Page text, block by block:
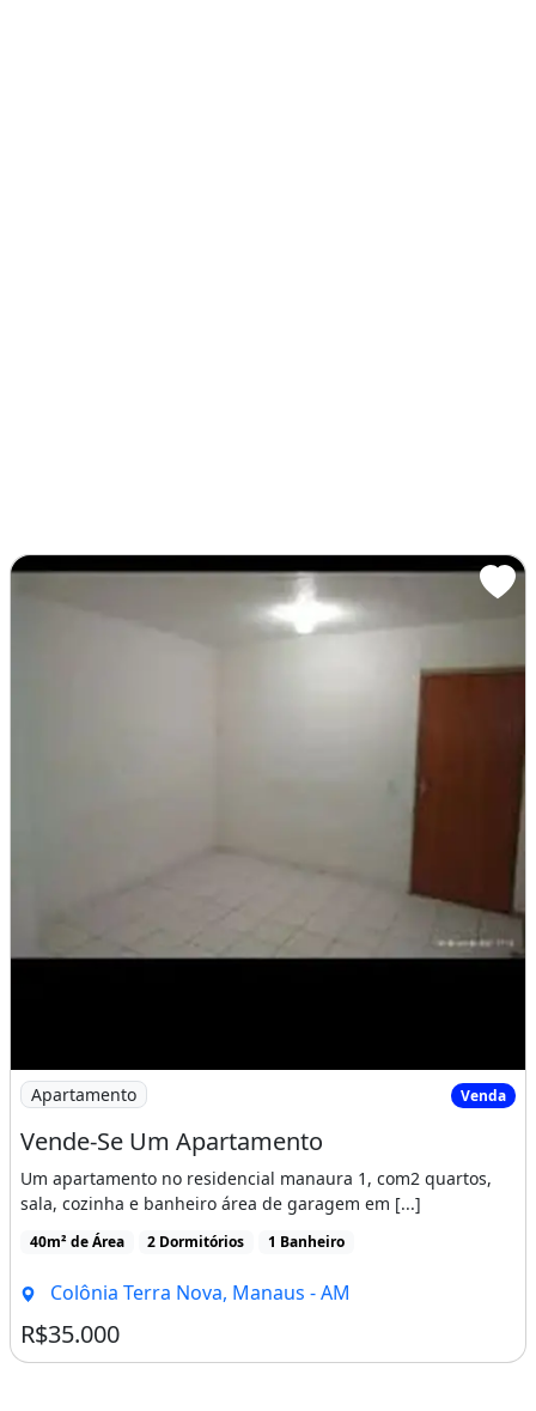
Imagem: Vende-Se Um Apartamento
Apartamento Venda
Vende-Se Um Apartamento
Um apartamento no residencial manaura 1, com2 quartos,
sala, cozinha e banheiro área de garagem em [...]
40m² de Área 2 Dormitórios 1 Banheiro
Colônia Terra Nova, Manaus - AM
R$35.000